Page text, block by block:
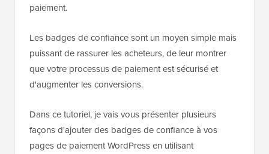
paiement.
Les badges de confiance sont un moyen simple mais
puissant de rassurer les acheteurs, de leur montrer
que votre processus de paiement est sécurisé et
d'augmenter les conversions.
Dans ce tutoriel, je vais vous présenter plusieurs
façons d'ajouter des badges de confiance à vos
pages de paiement WordPress en utilisant